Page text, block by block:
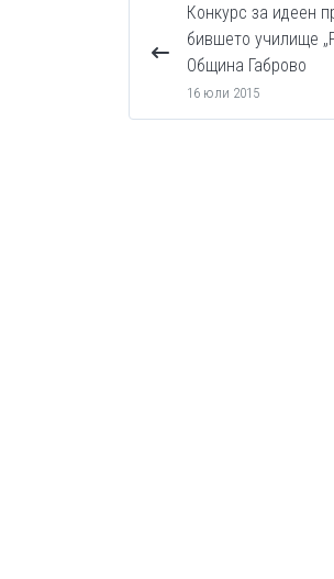
Конкурс за идеен
бившето училище
Община Габрово
16 юли 2015